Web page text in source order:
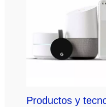
Productos y